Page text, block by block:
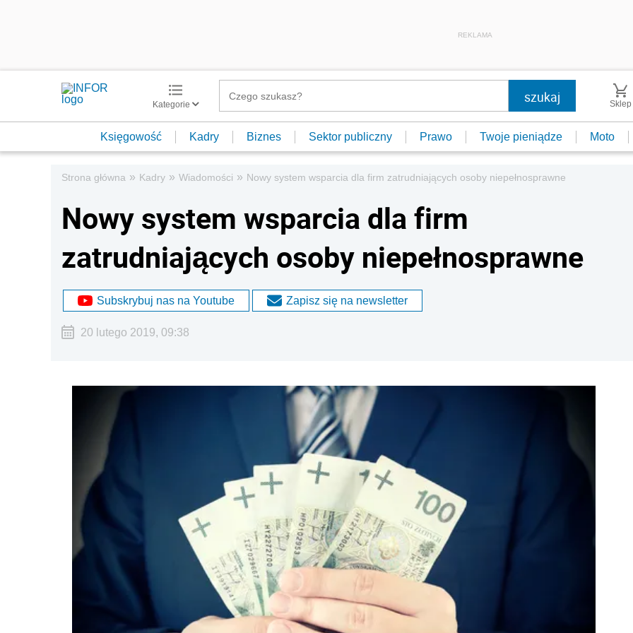
REKLAMA
Kategorie Sklep
Księgowość Kadry Biznes Sektor publiczny Prawo Twoje pieniądze Moto
Strona główna » Kadry » Wiadomości » Nowy system wsparcia dla firm zatrudniających osoby niepełnosprawne
Nowy system wsparcia dla firm
zatrudniających osoby niepełnosprawne
Subskrybuj nas na Youtube Zapisz się na newsletter
20 lutego 2019, 09:38